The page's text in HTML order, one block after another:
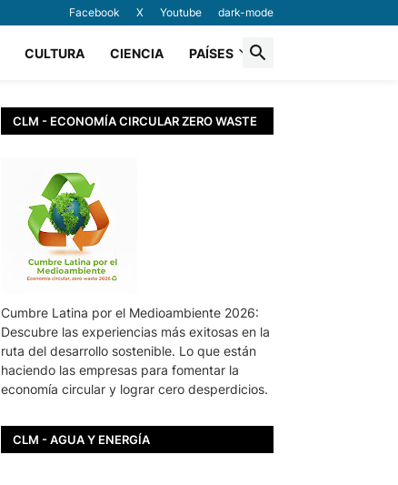
Facebook X Youtube dark-mode
CULTURA CIENCIA PAÍSES
CLM - ECONOMÍA CIRCULAR ZERO WASTE
Cumbre Latina por el Medioambiente 2026:
Descubre las experiencias más exitosas en la
ruta del desarrollo sostenible. Lo que están
haciendo las empresas para fomentar la
economía circular y lograr cero desperdicios.
CLM - AGUA Y ENERGÍA